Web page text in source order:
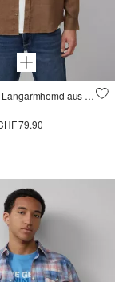
Regular Fit: Langarmhemd aus Leinen
79.90